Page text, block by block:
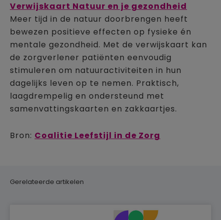
Verwijskaart Natuur en je gezondheid
Meer tijd in de natuur doorbrengen heeft
bewezen positieve effecten op fysieke én
mentale gezondheid. Met de verwijskaart kan
de zorgverlener patiënten eenvoudig
stimuleren om natuuractiviteiten in hun
dagelijks leven op te nemen. Praktisch,
laagdrempelig en ondersteund met
samenvattingskaarten en zakkaartjes.
Bron: Coalitie Leefstijl in de Zorg
Gerelateerde artikelen